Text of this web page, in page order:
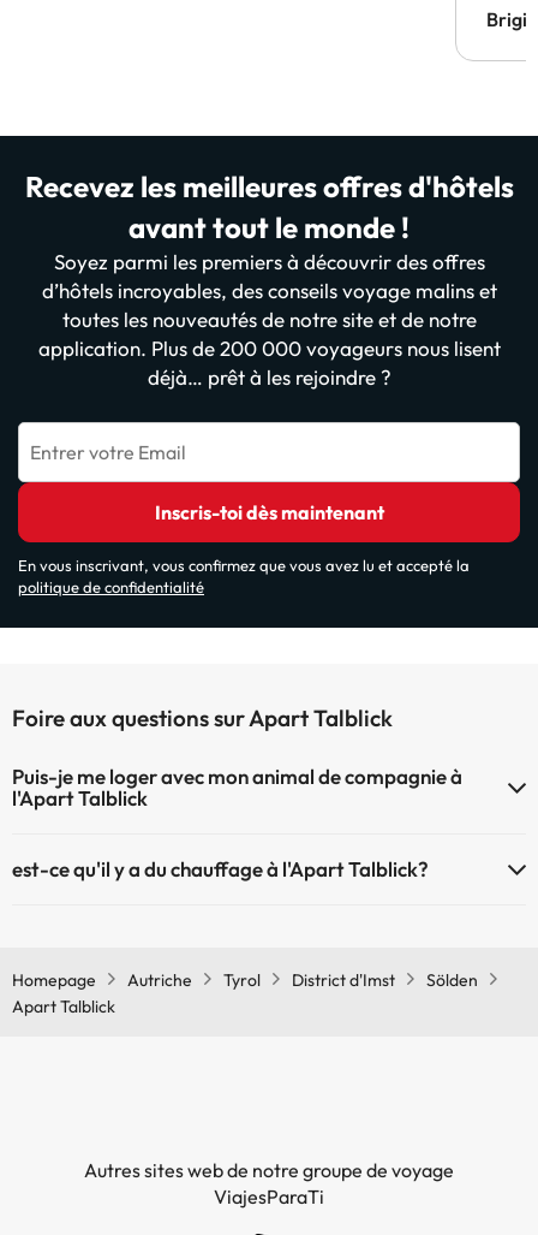
Recevez les meilleures offres d'hôtels
avant tout le monde !
Soyez parmi les premiers à découvrir des offres
d’hôtels incroyables, des conseils voyage malins et
toutes les nouveautés de notre site et de notre
application. Plus de 200 000 voyageurs nous lisent
déjà… prêt à les rejoindre ?
Entrer votre Email
Inscris-toi dès maintenant
En vous inscrivant, vous confirmez que vous avez lu et accepté la
politique de confidentialité
Foire aux questions sur Apart Talblick
Puis-je me loger avec mon animal de compagnie à
l'Apart Talblick
est-ce qu'il y a du chauffage à l'Apart Talblick?
Homepage Autriche Tyrol District d'Imst
Sölden
Apart Talblick
Autres sites web de notre groupe de voyage
ViajesParaTi